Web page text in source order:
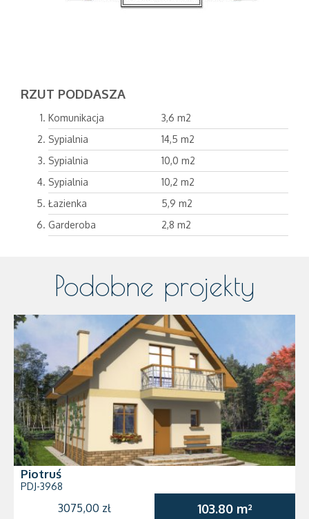
RZUT PODDASZA
Komunikacja
3,6 m2
Sypialnia
14,5 m2
Sypialnia
10,0 m2
Sypialnia
10,2 m2
Łazienka
5,9 m2
Garderoba
2,8 m2
Podobne projekty
Piotruś
PDJ-3968
3075,00 zł 103.80 m²